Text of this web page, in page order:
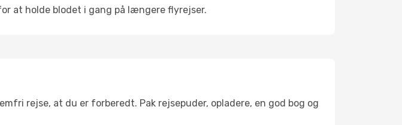
at holde blodet i gang på længere flyrejser.
rejse, at du er forberedt. Pak rejsepuder, opladere, en god bog og